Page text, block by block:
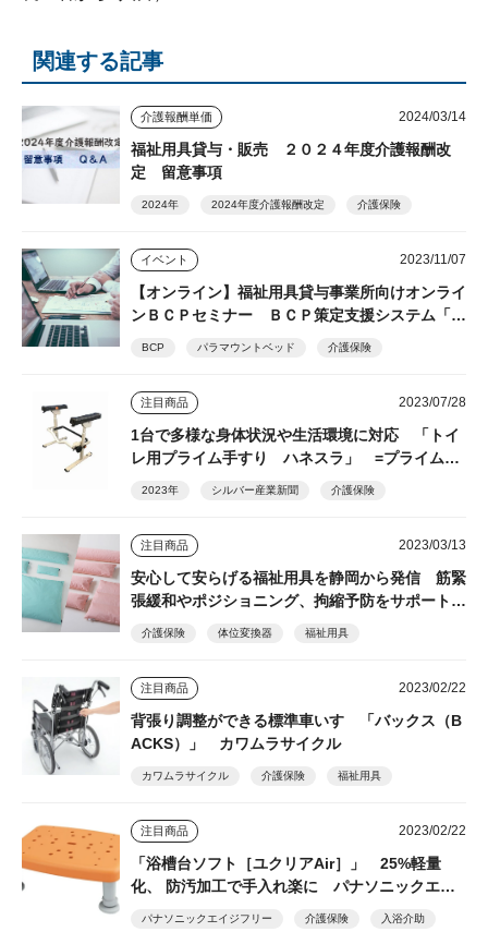
関連する記事
介護報酬単価 2024/03/14
福祉用具貸与・販売 ２０２４年度介護報酬改
定 留意事項
2024年 2024年度介護報酬改定 介護保険
イベント 2023/11/07
【オンライン】福祉用具貸与事業所向けオンライ
ンＢＣＰセミナー ＢＣＰ策定支援システム「マ
ッハＢＣＰ」など説明 パラマウントベッド
BCP パラマウントベッド 介護保険
注目商品 2023/07/28
1台で多様な身体状況や生活環境に対応 「トイ
レ用プライム手すり ハネスラ」 =プライムケ
2023年 シルバー産業新聞 介護保険
注目商品 2023/03/13
安心して安らげる福祉用具を静岡から発信 筋緊
張緩和やポジショニング、拘縮予防をサポート
丸井商事
介護保険 体位変換器 福祉用具
注目商品 2023/02/22
背張り調整ができる標準車いす 「バックス（B
ACKS）」 カワムラサイクル
カワムラサイクル 介護保険 福祉用具
注目商品 2023/02/22
「浴槽台ソフト［ユクリアAir］」 25%軽量
化、 防汚加工で手入れ楽に パナソニックエイ
パナソニックエイジフリー 介護保険 入浴介助